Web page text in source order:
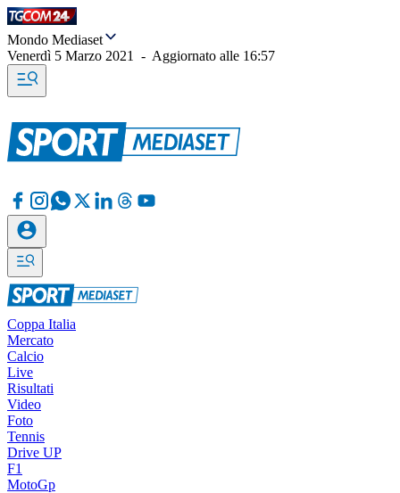
Mondo Mediaset
Venerdì 5 Marzo 2021
- Aggiornato alle 16:57
Coppa Italia
Mercato
Calcio
Live
Risultati
Video
Foto
Tennis
Drive UP
F1
MotoGp